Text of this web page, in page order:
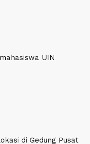
UIN
di Gedung Pusat